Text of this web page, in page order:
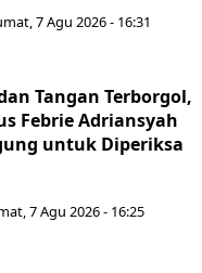
7 Agu 2026 - 16:31
Tangan Terborgol,
Febrie Adriansyah
untuk Diperiksa
7 Agu 2026 - 16:25